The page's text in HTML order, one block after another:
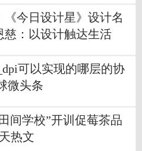
《今日设计星》设计名
慈：以设计触达生活
可以实现的哪层的协
微头条
间学校”开训促莓茶品
热文